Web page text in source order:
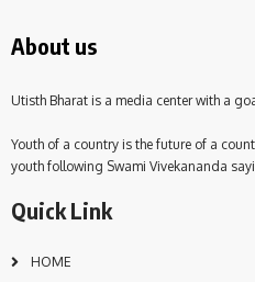
About us
Utisth Bharat is a media center with a
Youth of a country is the future of a
youth following Swami Vivekananda
Quick Link
HOME